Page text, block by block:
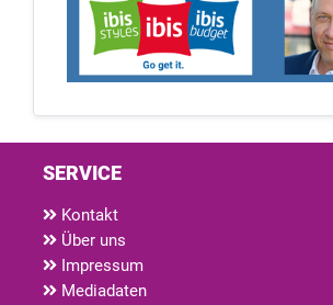
SERVICE
Kontakt
Über uns
Impressum
Mediadaten